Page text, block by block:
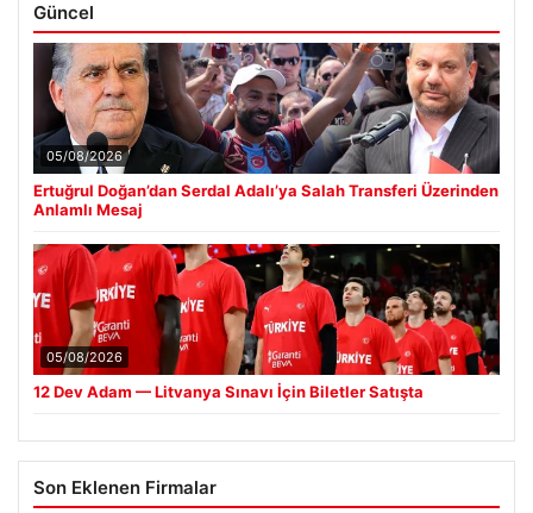
Güncel
05/08/2026
Ertuğrul Doğan’dan Serdal Adalı’ya Salah Transferi Üzerinden
Anlamlı Mesaj
05/08/2026
12 Dev Adam — Litvanya Sınavı İçin Biletler Satışta
Son Eklenen Firmalar